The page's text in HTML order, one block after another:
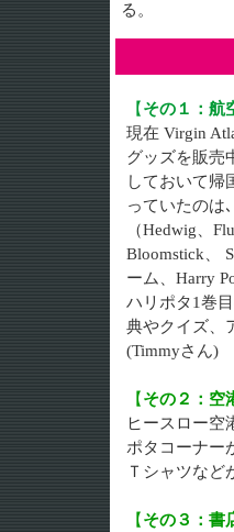
る。
【 その１：航
現在 Virgin
グッズを販売
しておいて帰
っていたのは
（Hedwig、
Bloomstick、
ーム、Harry
ハリポタ1巻
典やクイズ、
(Timmyさん)
【 その２：空
ヒースロー空
ポタコーナー
Ｔシャツなど
【 その３：書